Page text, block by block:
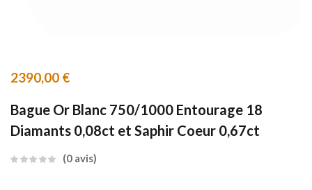
2390,00 €
Bague Or Blanc 750/1000 Entourage 18
Diamants 0,08ct et Saphir Coeur 0,67ct
0 avis